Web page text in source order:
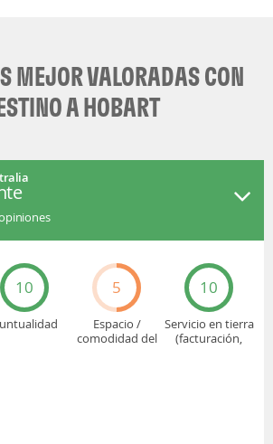
MEJOR VALORADAS CON
A HOBART
10 5
Espacio /
comodidad del
10
Servicio en tierra
(facturación,